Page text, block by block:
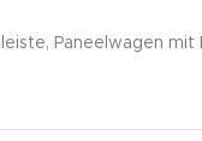
Paneelwagen